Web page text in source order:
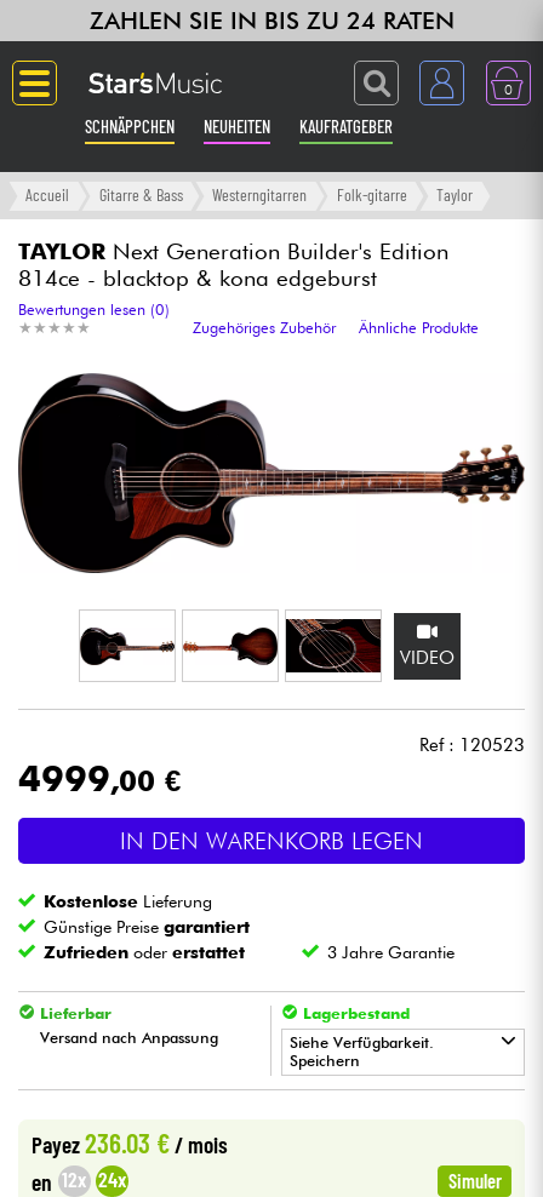
ZAHLEN SIE IN BIS ZU 24 RATEN
0
SCHNÄPPCHEN NEUHEITEN KAUFRATGEBER
Langue
Gitarre & Bass
Verstärker & Effekte
Klaviere & Piano
Synths & samplers
Studio
Kopfhörer
Mikros
Licht
Blasinstrumente
Violinen & Quartett
Kabel & Zubehöre
Accueil Gitarre & Bass Westerngitarren Folk-gitarre Taylor
TAYLOR Next Generation Builder's Edition
814ce - blacktop & kona edgeburst
★ ★ ★ ★ ★
★ ★ ★ ★ ★
Bewertungen lesen (0)
Zugehöriges Zubehör
Ähnliche Produkte
VIDEO
Ref : 120523
4999,00 €
IN DEN WARENKORB LEGEN
Kostenlose Lieferung
Günstige Preisegarantiert
Zufrieden odererstattet 3 Jahre Garantie
Lieferbar
Versand nach Anpassung
Lagerbestand
Siehe Verfügbarkeit.
Speichern
PARIS
Payez236.03 €/ mois
en 12x 24x Simuler